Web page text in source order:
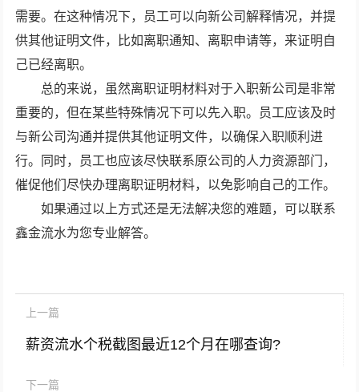
需要。在这种情况下，员工可以向新公司解释情况，并提
供其他证明文件，比如离职通知、离职申请等，来证明自
己已经离职。
总的来说，虽然离职证明材料对于入职新公司是非常
重要的，但在某些特殊情况下可以先入职。员工应该及时
与新公司沟通并提供其他证明文件，以确保入职顺利进
行。同时，员工也应该尽快联系原公司的人力资源部门，
催促他们尽快办理离职证明材料，以免影响自己的工作。
如果通过以上方式还是无法解决您的难题，可以联系
鑫金流水为您专业解答。
上一篇
薪资流水个税截图最近12个月在哪查询?
下一篇